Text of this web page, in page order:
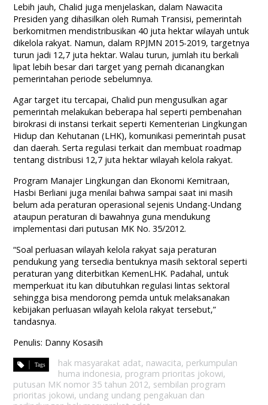
Lebih jauh, Chalid juga menjelaskan, dalam Nawacita
Presiden yang dihasilkan oleh Rumah Transisi, pemerintah
berkomitmen mendistribusikan 40 juta hektar wilayah untuk
dikelola rakyat. Namun, dalam RPJMN 2015-2019, targetnya
turun jadi 12,7 juta hektar. Walau turun, jumlah itu berkali
lipat lebih besar dari target yang pernah dicanangkan
pemerintahan periode sebelumnya.
Agar target itu tercapai, Chalid pun mengusulkan agar
pemerintah melakukan beberapa hal seperti pembenahan
birokrasi di instansi terkait seperti Kementerian Lingkungan
Hidup dan Kehutanan (LHK), komunikasi pemerintah pusat
dan daerah. Serta regulasi terkait dan membuat roadmap
tentang distribusi 12,7 juta hektar wilayah kelola rakyat.
Program Manajer Lingkungan dan Ekonomi Kemitraan,
Hasbi Berliani juga menilai bahwa sampai saat ini masih
belum ada peraturan operasional sejenis Undang-Undang
ataupun peraturan di bawahnya guna mendukung
implementasi dari putusan MK No. 35/2012.
“Soal perluasan wilayah kelola rakyat saja peraturan
pendukung yang tersedia bentuknya masih sektoral seperti
peraturan yang diterbitkan KemenLHK. Padahal, untuk
memperkuat itu kan dibutuhkan regulasi lintas sektoral
sehingga bisa mendorong pemda untuk melaksanakan
kebijakan perluasan wilayah kelola rakyat tersebut,”
tandasnya.
Penulis: Danny Kosasih
hak masyarakat adat, nawacita, perkumpulan
huma indonesia, program prioritas jokowi,
putusan MK nomor 35 tahun 2012, sembilan program
prioritas jokowi, undang undang pengakuan dan